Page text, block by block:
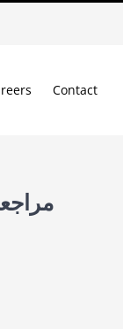
Contact